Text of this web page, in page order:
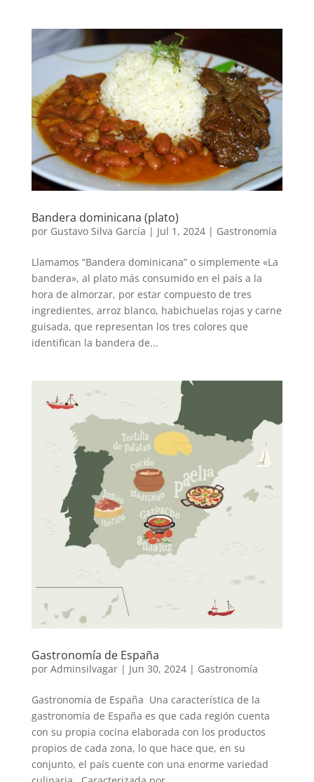
Bandera dominicana (plato)
por Gustavo Silva García | Jul 1, 2024| Gastronomía
Llamamos “Bandera dominicana” o simplemente «La
bandera», al plato más consumido en el país a la
hora de almorzar, por estar compuesto de tres
ingredientes, arroz blanco, habichuelas rojas y carne
guisada, que representan los tres colores que
identifican la bandera de...
Gastronomía de España
por Adminsilvagar| Jun 30, 2024| Gastronomía
Gastronomía de España Una característica de la
gastronomía de España es que cada región cuenta
con su propia cocina elaborada con los productos
propios de cada zona, lo que hace que, en su
conjunto, el país cuente con una enorme variedad